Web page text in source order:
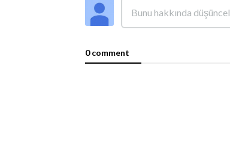
0 comment